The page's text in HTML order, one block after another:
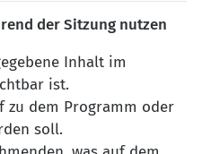
der Sitzung nutzen
Inhalt im
ist.
zu dem Programm oder
soll.